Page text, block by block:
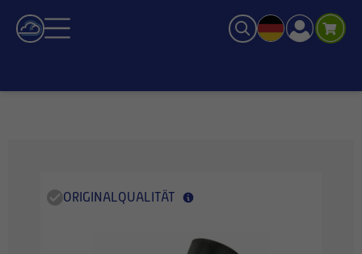
ORIGINALQUALITÄT